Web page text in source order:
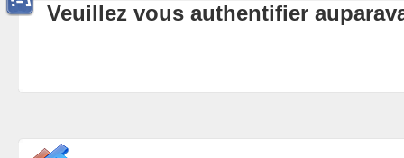
Veuillez vous authentifier